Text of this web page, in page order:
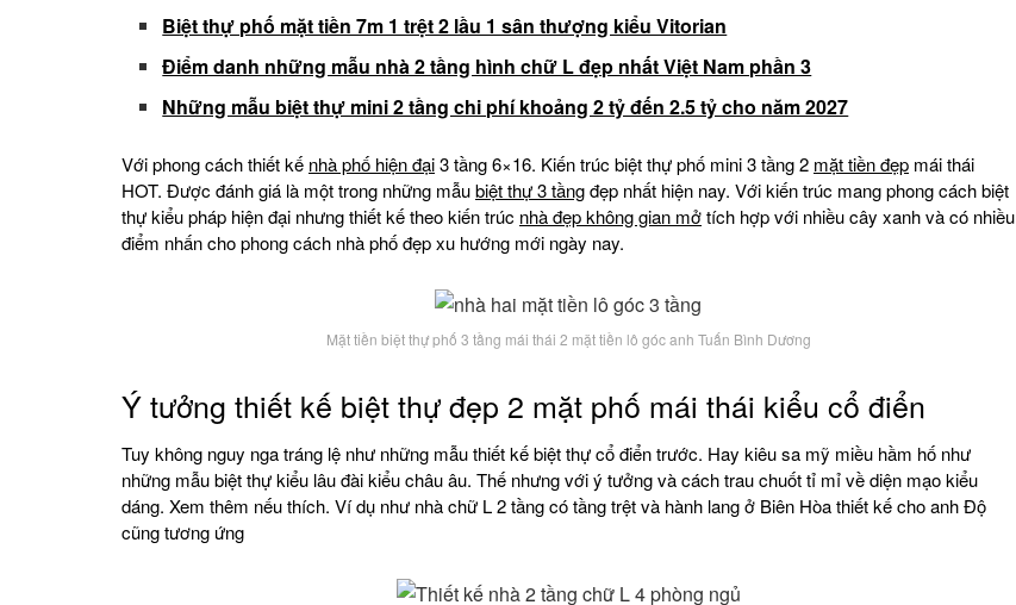
Biệt thự phố mặt tiền 7m 1 trệt 2 lầu 1 sân thượng kiểu Vitorian
Điểm danh những mẫu nhà 2 tầng hình chữ L đẹp nhất Việt Nam phần 3
Những mẫu biệt thự mini 2 tầng chi phí khoảng 2 tỷ đến 2.5 tỷ cho năm 2027
Với phong cách thiết kế nhà phố hiện đại3 tầng 6×16. Kiến trúc biệt thự phố mini 3 tầng 2 mặt tiền đẹp mái thái
HOT. Được đánh giá là một trong những mẫubiệt thự 3 tầngđẹp nhất hiện nay. Với kiến trúc mang phong cách biệt
thự kiểu pháp hiện đại nhưng thiết kế theo kiến trúc nhà đẹp không gian mởtích hợp với nhiều cây xanh và có nhiều
điểm nhấn cho phong cách nhà phố đẹp xu hướng mới ngày nay.
Mặt tiền biệt thự phố 3 tầng mái thái 2 mặt tiền lô góc anh Tuấn Bình Dương
Ý tưởng thiết kế biệt thự đẹp 2 mặt phố mái thái kiểu cổ điển
Tuy không nguy nga tráng lệ như những mẫu thiết kế biệt thự cổ điển trước. Hay kiêu sa mỹ miều hầm hố như
những mẫu biệt thự kiểu lâu đài kiểu châu âu. Thế nhưng với ý tưởng và cách trau chuốt tỉ mỉ về diện mạo kiểu
dáng. Xem thêm nếu thích. Ví dụ như nhà chữ L 2 tầng có tầng trệt và hành lang ở Biên Hòa thiết kế cho anh Độ
cũng tương ứng